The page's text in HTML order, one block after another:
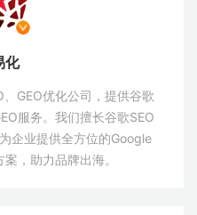
化
GEO优化公司，提供谷歌
服务。我们擅长谷歌SEO
企业提供全方位的Google
，助力品牌出海。